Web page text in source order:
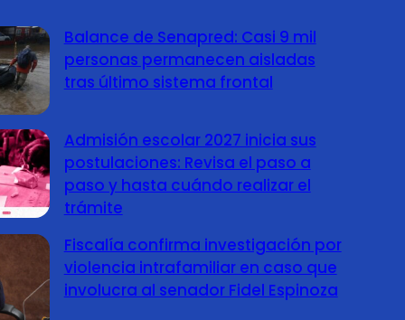
Balance de Senapred: Casi 9 mil
personas permanecen aisladas
tras último sistema frontal
Admisión escolar 2027 inicia sus
postulaciones: Revisa el paso a
paso y hasta cuándo realizar el
trámite
Fiscalía confirma investigación por
violencia intrafamiliar en caso que
involucra al senador Fidel Espinoza